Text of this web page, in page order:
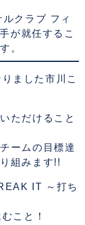
クラブ フィ
が就任するこ
。
ました市川こ
ただけること
ームの目標達
組みます!!
IT ～打ち
こと！